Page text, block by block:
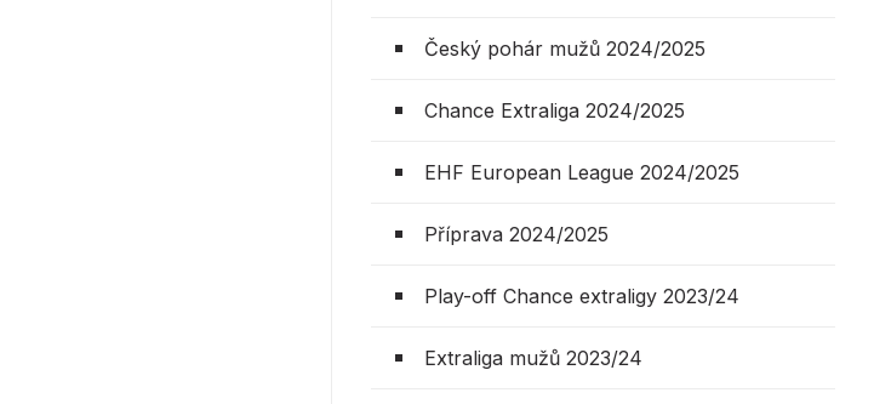
Český pohár mužů 2024/2025
Chance Extraliga 2024/2025
EHF European League 2024/2025
Příprava 2024/2025
Play-off Chance extraligy 2023/24
Extraliga mužů 2023/24